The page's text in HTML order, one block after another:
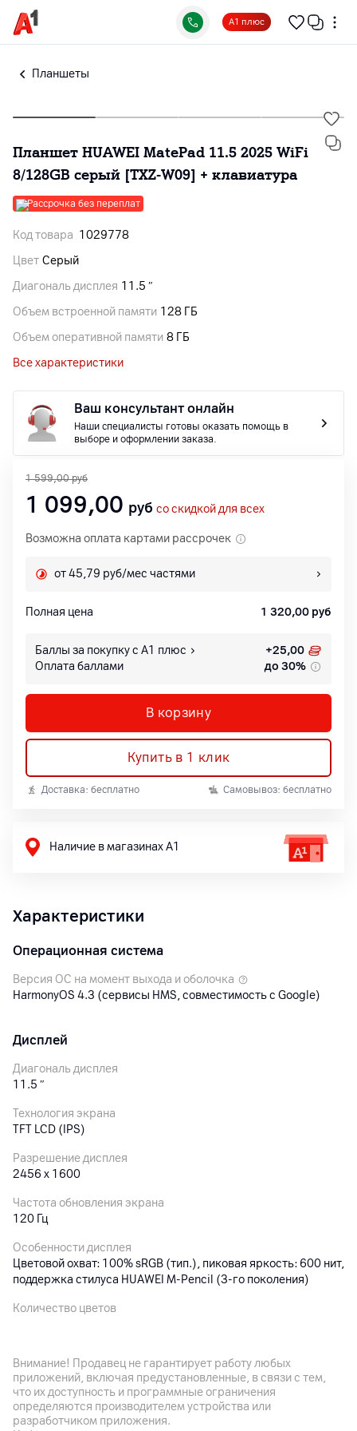
А1 плюс
Планшеты
Планшет HUAWEI MatePad 11.5 2025 WiFi
8/128GB серый [TXZ-W09] + клавиатура
Рассрочка без переплат
Код товара 1029778
Цвет Серый
Диагональ дисплея 11.5 ″
Объем встроенной памяти 128 ГБ
Объем оперативной памяти 8 ГБ
Все характеристики
Ваш консультант онлайн
Наши специалисты готовы оказать помощь в
выборе и оформлении заказа.
1 599,00 руб
1 099,00 руб со скидкой для всех
Возможна оплата картами рассрочек
от 45,79 руб/мес частями
Полная цена 1 320,00 руб
Баллы за покупку с А1 плюс +25,00
Оплата баллами
до 30%
В корзину
Купить в 1 клик
Доставка: бесплатно Самовывоз: бесплатно
Наличие в магазинах А1
Характеристики
Операционная система
Версия ОС на момент выхода и оболочка
HarmonyOS 4.3 (сервисы HMS, совместимость с Google)
Дисплей
Диагональ дисплея
11.5 ″
Технология экрана
TFT LCD (IPS)
Разрешение дисплея
2456 x 1600
Частота обновления экрана
120 Гц
Особенности дисплея
Цветовой охват: 100% sRGB (тип.), пиковая яркость: 600 нит,
поддержка стилуса HUAWEI M⁠-⁠Pencil (3⁠-⁠го поколения)
Количество цветов
Основная камера
Разрешение камеры
13Мп
Внимание! Продавец не гарантирует работу любых
приложений, включая предустановленные, в связи с тем,
что их доступность и программные ограничения
определяются производителем устройства или
разработчиком приложения.